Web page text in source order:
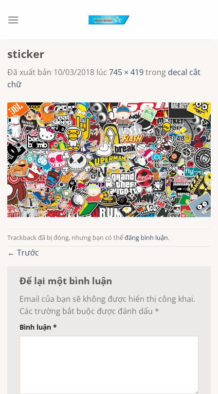
đến
sticker
Đã xuất bản 10/03/2018 lúc 745 × 419trong decal cắt
chữ
Trackback đã bị đóng, nhưng bạn có thểđăng bình luận.
← Trước
Để lại một bình luận
Email của bạn sẽ không được hiển thị công khai.
Các trường bắt buộc được đánh dấu *
Bình luận *